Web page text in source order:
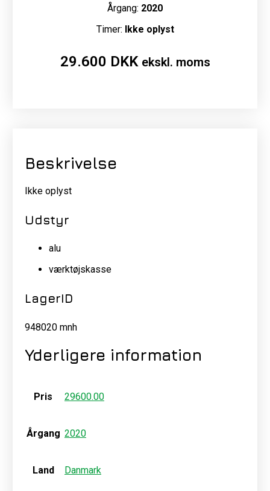
Årgang: 2020
Timer: Ikke oplyst
29.600 DKK ekskl. moms
Beskrivelse
Ikke oplyst
Udstyr
alu
værktøjskasse
LagerID
948020 mnh
Yderligere information
Pris 29600.00
Årgang 2020
Land Danmark